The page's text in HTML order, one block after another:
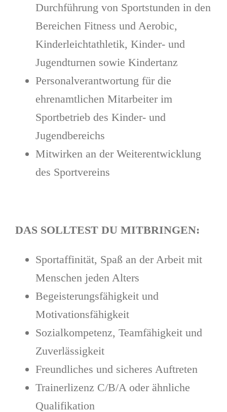
Durchführung von Sportstunden in den
Bereichen Fitness und Aerobic,
Kinderleichtathletik, Kinder- und
Jugendturnen sowie Kindertanz
Personalverantwortung für die
ehrenamtlichen Mitarbeiter im
Sportbetrieb des Kinder- und
Jugendbereichs
Mitwirken an der Weiterentwicklung
des Sportvereins
DAS SOLLTEST DU MITBRINGEN:
Sportaffinität, Spaß an der Arbeit mit
Menschen jeden Alters
Begeisterungsfähigkeit und
Motivationsfähigkeit
Sozialkompetenz, Teamfähigkeit und
Zuverlässigkeit
Freundliches und sicheres Auftreten
Trainerlizenz C/B/A oder ähnliche
Qualifikation